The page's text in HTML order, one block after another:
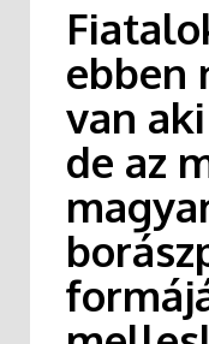
ebben
van
de az